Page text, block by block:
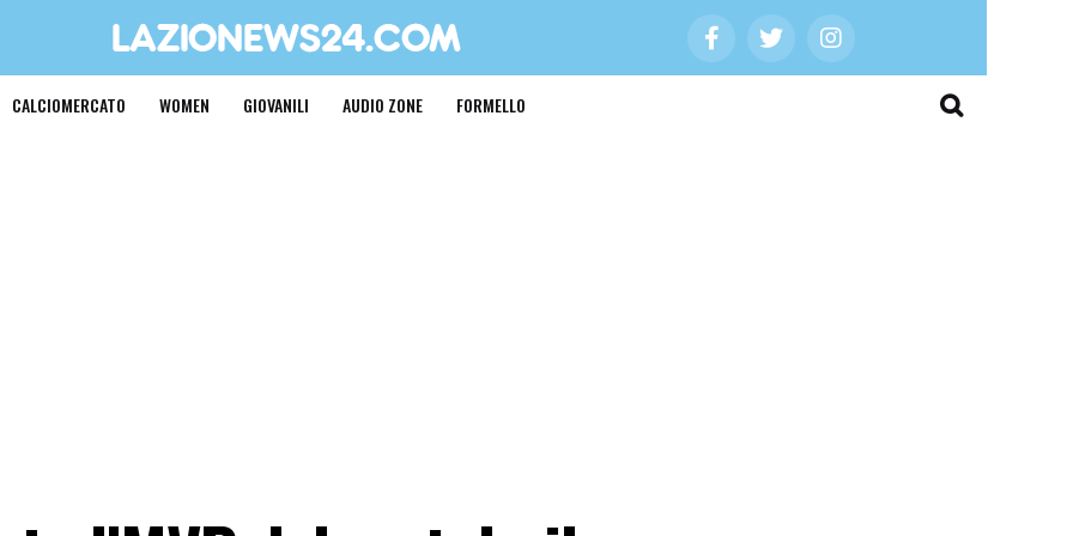
CALCIOMERCATO WOMEN GIOVANILI AUDIO ZONE FORMELLO